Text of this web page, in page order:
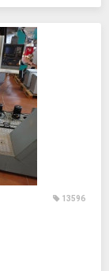
13596